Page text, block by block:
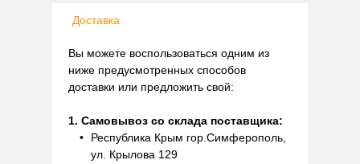
Доставка
Вы можете воспользоваться одним из
ниже предусмотренных способов
доставки или предложить свой:
1. Самовывоз со склада поставщика:
Республика Крым гор.Симферополь,
ул. Крылова 129